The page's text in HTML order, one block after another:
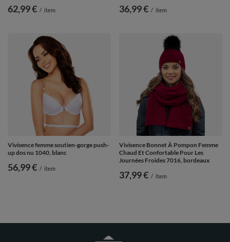
62,99 € / item 36,99 € / item
Vivisence femme soutien-gorge push-
up dos nu 1040, blanc
56,99 € / item
Vivisence Bonnet À Pompon Femme
Chaud Et Confortable Pour Les
Journées Froides 7016, bordeaux
37,99 € / item